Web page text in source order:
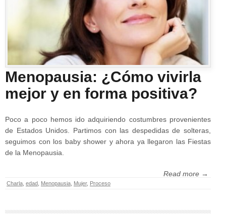
Menopausia: ¿Cómo vivirla
mejor y en forma positiva?
Poco a poco hemos ido adquiriendo costumbres provenientes
de Estados Unidos. Partimos con las despedidas de solteras,
seguimos con los baby shower y ahora ya llegaron las Fiestas
de la Menopausia.
Read more →
Charla edad Menopausia Mujer, Proceso